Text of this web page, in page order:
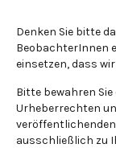
Denken Sie bitte
BeobachterInnen
einsetzen, dass
Bitte bewahren
Urheberrechten
ausschließlich zu